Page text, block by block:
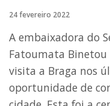
24 fevereiro 2022
A embaixadora do
Fatoumata Binetou
visita a Braga nos
oportunidade de